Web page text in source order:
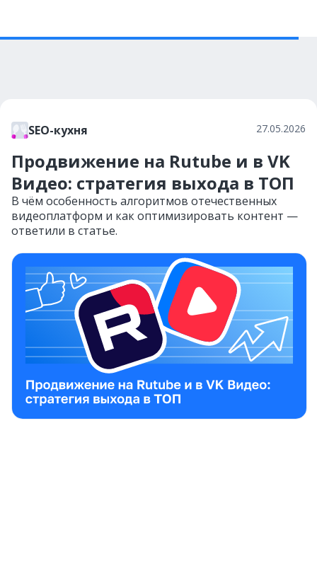
SEO-кухня 27.05.2026
Продвижение на Rutube и в VK
Видео: стратегия выхода в ТОП
В чём особенность алгоритмов отечественных
видеоплатформ и как оптимизировать контент —
ответили в статье.